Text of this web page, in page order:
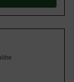
und Orange
Acer ginnala
macht